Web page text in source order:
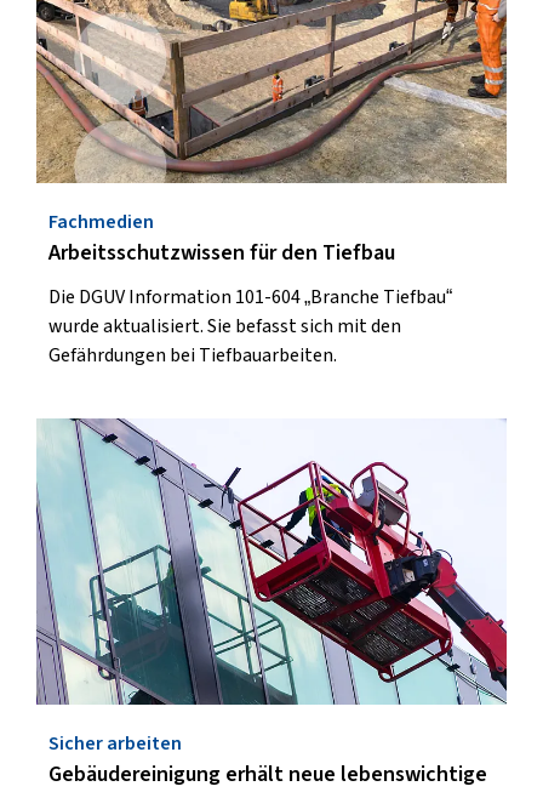
Fachmedien
Arbeitsschutzwissen für den Tiefbau
Die DGUV Information 101-604 „Branche Tiefbau“
wurde aktualisiert. Sie befasst sich mit den
Gefährdungen bei Tiefbauarbeiten.
Sicher arbeiten
Gebäudereinigung erhält neue lebenswichtige